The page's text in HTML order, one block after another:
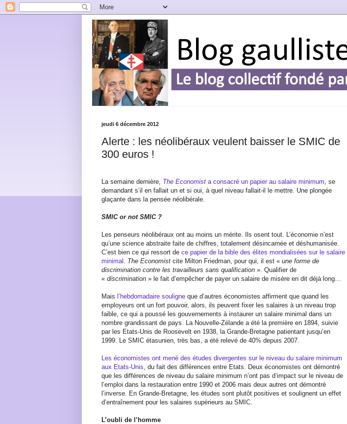
jeudi 6 décembre 2012
Alerte : les néolibéraux veulent baisser le SMIC de
300 euros !
La semaine dernière, The Economist a consacré un papier au salaire minimum , se
demandant s’il en fallait un et si oui, à quel niveau fallait-il le mettre. Une plongée
glaçante dans la pensée néolibérale.
SMIC or not SMIC ?
Les penseurs néolibéraux ont au moins un mérite. Ils osent tout. L’économie n’est
qu’une science abstraite faite de chiffres, totalement désincarnée et déshumanisée.
C’est bien ce qui ressort de ce papier de la bible des élites mondialisées sur le salaire
minimal
The Economist cite Milton Friedman, pour qui, il est « une forme de
discrimination contre les travailleurs sans qualification ». Qualifier de
« discrimination » le fait d’empêcher de payer un salaire de misère en dit déjà long…
Mais l’hebdomadaire souligne que d’autres économistes affirment que quand les
employeurs ont un fort pouvoir, alors, ils peuvent fixer les salaires à un niveau trop
faible, ce qui a poussé les gouvernements à instaurer un salaire minimal dans un
nombre grandissant de pays. La Nouvelle-Zélande a été la première en 1894, suivie
par les Etats-Unis de Roosevelt en 1938, la Grande-Bretagne patientant jusqu’en
1999. Le SMIC étasunien, très bas, a été relevé de 40% depuis 2007.
Les économistes ont mené des études divergentes sur le niveau du salaire minimum
aux Etats-Unis , du fait des différences entre Etats. Deux économistes ont démontré
que les différences de niveau du salaire minimum n’ont pas d’impact sur le niveau de
l’emploi dans la restauration entre 1990 et 2006 mais deux autres ont démontré
l’inverse. En Grande-Bretagne, les études sont plutôt positives et soulignent un effet
d’entraînement pour les salaires supérieurs au SMIC.
L’oubli de l’homme